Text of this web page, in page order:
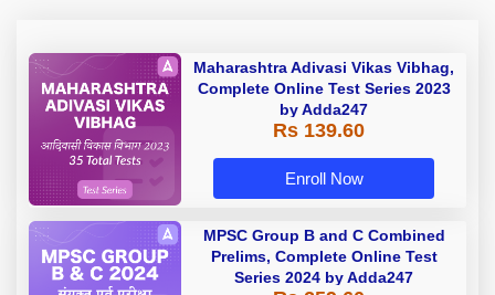
Maharashtra Adivasi Vikas Vibhag,
Complete Online Test Series 2023
by Adda247
Rs 139.60
Enroll Now
MPSC Group B and C Combined
Prelims, Complete Online Test
Series 2024 by Adda247